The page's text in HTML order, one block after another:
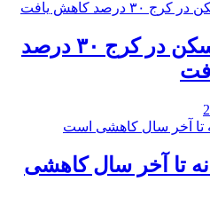
️قیمت مسکن در کرج ۳۰ درصد
تا آخر سال کاهشی